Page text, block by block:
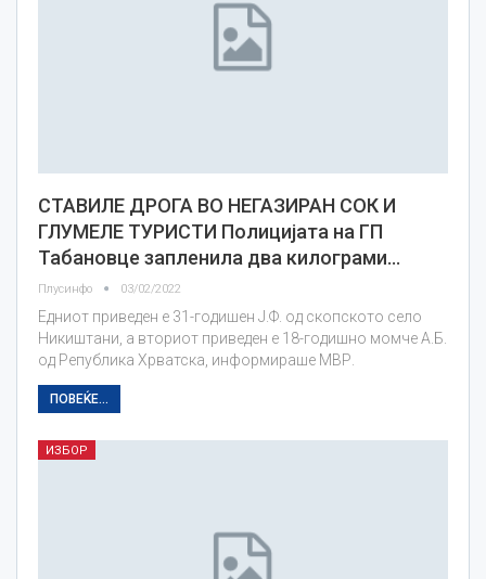
СТАВИЛЕ ДРОГА ВО НЕГАЗИРАН СОК И
ГЛУМЕЛЕ ТУРИСТИ Полицијата на ГП
Табановце запленила два килограми…
Плусинфо 03/02/2022
Едниот приведен е 31-годишен Ј.Ф. од скопското село
Никиштани, а вториот приведен е 18-годишно момче А.Б.
од Република Хрватска, информираше МВР.
ПОВЕЌЕ...
ИЗБОР